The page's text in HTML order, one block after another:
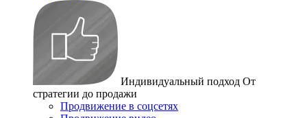
Индивидуальный подход От
стратегии до продажи
Продвижение в соцсетях